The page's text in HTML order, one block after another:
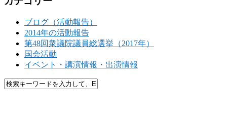
ブログ（活動報告）
2014年の活動報告
第48回衆議院議員総選挙（2017年）
国会活動
イベント・講演情報・出演情報